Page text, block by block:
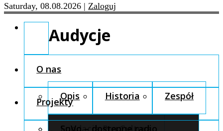
Saturday, 08.08.2026 | Zaloguj
O nas
Opis Historia Zespół
Fundacja Pro Cultura
Projekty
SoVo – dostępne radio
Audycje